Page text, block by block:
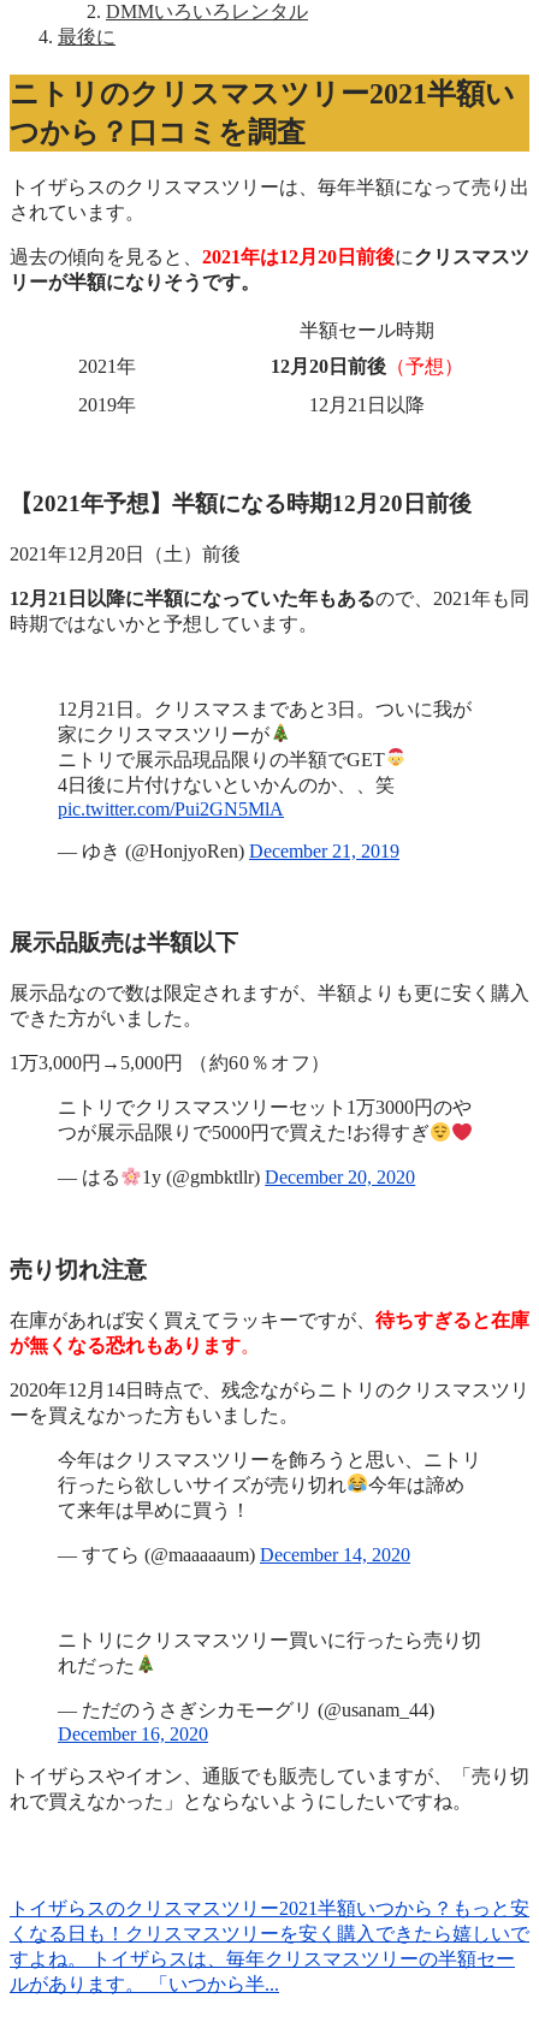
DMMいろいろレンタル
最後に
ニトリのクリスマスツリー2021半額い
つから？口コミを調査
トイザらスのクリスマスツリーは、毎年半額になって売り出
されています。
過去の傾向を見ると、 2021年は12月20日前後にクリスマスツ
リーが半額になりそうです。
半額セール時期
2021年
12月20日前後（予想）
2019年
12月21日以降
【2021年予想】半額になる時期12月20日前後
2021年12月20日（土）前後
12月21日以降に半額になっていた年もあるので、2021年も同
時期ではないかと予想しています。
12月21日。クリスマスまであと3日。ついに我が
家にクリスマスツリーが
ニトリで展示品現品限りの半額でGET
4日後に片付けないといかんのか、、笑
pic.twitter.com/Pui2GN5MlA
— ゆき (@HonjyoRen) December 21, 2019
展示品販売は半額以下
展示品なので数は限定されますが、半額よりも更に安く購入
できた方がいました。
1万3,000円→5,000円 （約60％オフ）
ニトリでクリスマスツリーセット1万3000円のや
つが展示品限りで5000円で買えた!お得すぎ
— はる 1y (@gmbktllr)December 20, 2020
売り切れ注意
在庫があれば安く買えてラッキーですが、 待ちすぎると在庫
が無くなる恐れもあります。
2020年12月14日時点で、残念ながらニトリのクリスマスツリ
ーを買えなかった方もいました。
今年はクリスマスツリーを飾ろうと思い、ニトリ
行ったら欲しいサイズが売り切れ
今年は諦め
て来年は早めに買う！
— すてら (@maaaaaum) December 14, 2020
ニトリにクリスマスツリー買いに行ったら売り切
れだった
— ただのうさぎシカモーグリ (@usanam_44)
December 16, 2020
トイザらスやイオン、通販でも販売していますが、「売り切
れで買えなかった」とならないようにしたいですね。
トイザらスのクリスマスツリー2021半額いつから？もっと安
くなる日も！ クリスマスツリーを安く購入できたら嬉しいで
すよね。 トイザらスは、毎年クリスマスツリーの半額セー
ルがあります。 「いつから半...